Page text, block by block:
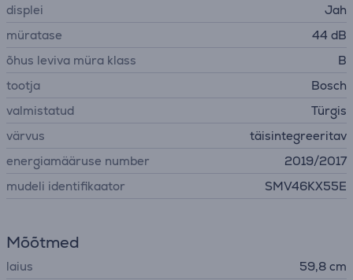
displei
Jah
müratase
44 dB
õhus leviva müra klass
B
tootja
Bosch
valmistatud
Türgis
värvus
täisintegreeritav
energiamääruse number
2019/2017
mudeli identifikaator
SMV46KX55E
Mõõtmed
laius
59,8 cm